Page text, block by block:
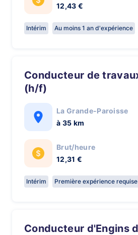
12,43 €
Intérim Au moins 1 an d'expérience
Conducteur de travaux TP/VRD
(h/f)
La Grande-Paroisse
à 35 km
Brut/heure
12,31 €
Intérim Première expérience requise
Conducteur d'Engins de Chantier